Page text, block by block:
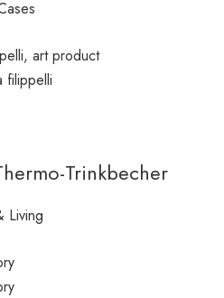
Trinkbecher
Living